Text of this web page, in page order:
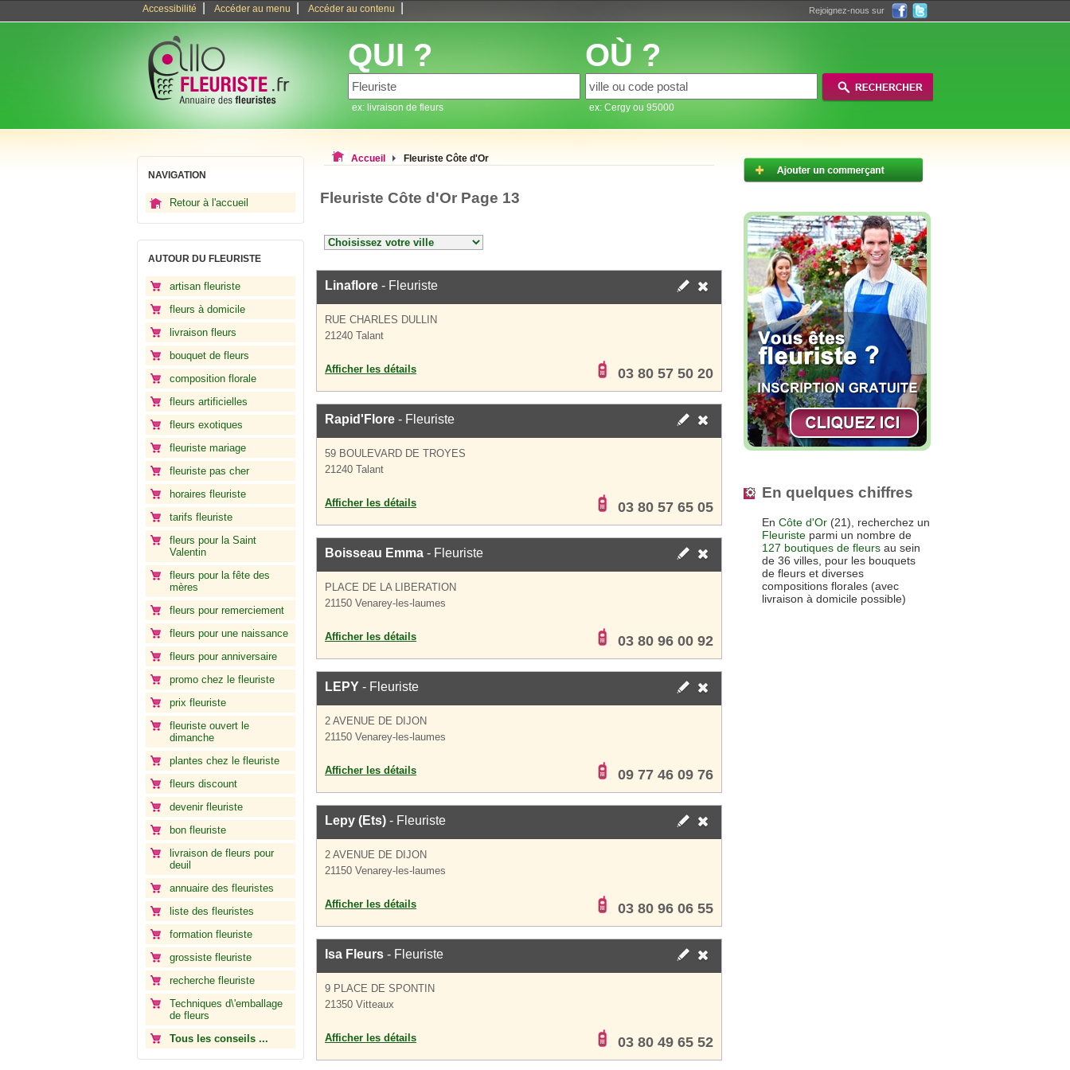
Accessibilité Accéder au menu Accéder au contenu Rejoignez-nous sur
QUI ?
ex: livraison de fleurs
OÙ ?
ex: Cergy ou 95000
NAVIGATION
Retour à l'accueil
AUTOUR DU FLEURISTE
artisan fleuriste
fleurs à domicile
livraison fleurs
bouquet de fleurs
composition florale
fleurs artificielles
fleurs exotiques
fleuriste mariage
fleuriste pas cher
horaires fleuriste
tarifs fleuriste
fleurs pour la Saint
Valentin
fleurs pour la fête des
mères
fleurs pour remerciement
fleurs pour une naissance
fleurs pour anniversaire
promo chez le fleuriste
prix fleuriste
fleuriste ouvert le
dimanche
plantes chez le fleuriste
fleurs discount
devenir fleuriste
bon fleuriste
livraison de fleurs pour
deuil
annuaire des fleuristes
liste des fleuristes
formation fleuriste
grossiste fleuriste
recherche fleuriste
Techniques d\'emballage
de fleurs
Tous les conseils ...
Accueil Fleuriste Côte d'Or
Fleuriste Côte d'Or Page 13
Linaflore - Fleuriste
RUE CHARLES DULLIN
21240 Talant
Afficher les détails 03 80 57 50 20
Rapid'Flore - Fleuriste
59 BOULEVARD DE TROYES
21240 Talant
Afficher les détails 03 80 57 65 05
Boisseau Emma - Fleuriste
PLACE DE LA LIBERATION
21150 Venarey-les-laumes
Afficher les détails 03 80 96 00 92
LEPY - Fleuriste
2 AVENUE DE DIJON
21150 Venarey-les-laumes
Afficher les détails 09 77 46 09 76
Lepy (Ets) - Fleuriste
2 AVENUE DE DIJON
21150 Venarey-les-laumes
Afficher les détails 03 80 96 06 55
Isa Fleurs - Fleuriste
9 PLACE DE SPONTIN
21350 Vitteaux
Afficher les détails 03 80 49 65 52
En quelques chiffres
En Côte d'Or (21), recherchez un
Fleuriste parmi un nombre de
127 boutiques de fleurs au sein
de 36 villes, pour les bouquets
de fleurs et diverses
compositions florales (avec
livraison à domicile possible)